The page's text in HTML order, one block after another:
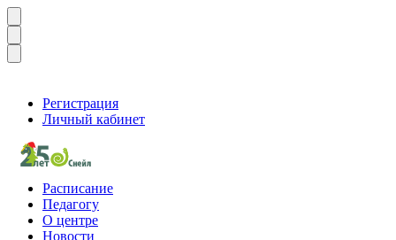
Регистрация
Личный кабинет
Расписание
Педагогу
О центре
Новости